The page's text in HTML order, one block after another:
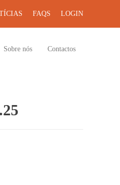
FAQS LOGIN
Sobre nós Contactos